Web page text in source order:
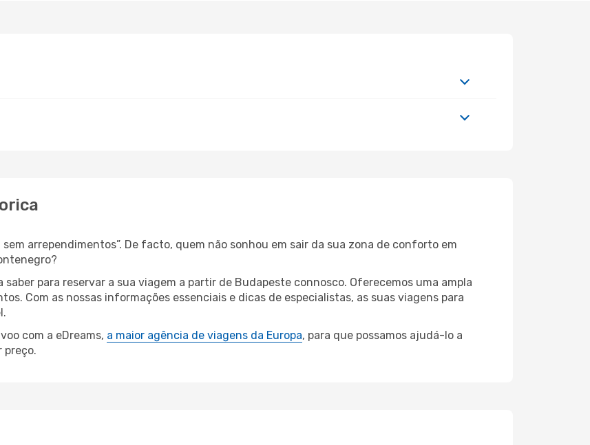
arrependimentos”. De facto, quem não sonhou em sair da sua zona de conforto em
para reservar a sua viagem a partir de Budapeste connosco. Oferecemos uma ampla
Com as nossas informações essenciais e dicas de especialistas, as suas viagens para
com a eDreams, a maior agência de viagens da Europa, para que possamos ajudá-lo a
preço.